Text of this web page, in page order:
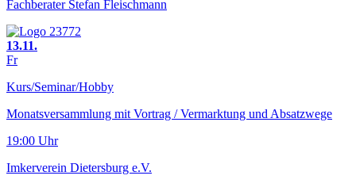
Fachberater Stefan Fleischmann
13.11.
Fr
Kurs/Seminar/Hobby
Monatsversammlung mit Vortrag / Vermarktung und Absatzwege
19:00 Uhr
Imkerverein Dietersburg e.V.